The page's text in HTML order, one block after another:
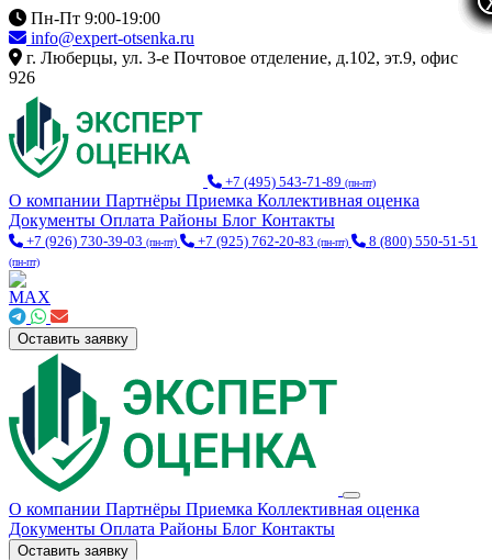
Пн-Пт 9:00-19:00
info@expert-otsenka.ru
г. Люберцы, ул. 3-е Почтовое отделение, д.102, эт.9, офис
926
+7 (495) 543-71-89 (пн-пт)
О компании Партнёры Приемка Коллективная оценка
Документы Оплата Районы Блог Контакты
+7 (926) 730-39-03 (пн-пт) +7 (925) 762-20-83 (пн-пт) 8 (800) 550-51-51
(пн-пт)
Оставить заявку
О компании Партнёры Приемка Коллективная оценка
Документы Оплата Районы Блог Контакты
Оставить заявку